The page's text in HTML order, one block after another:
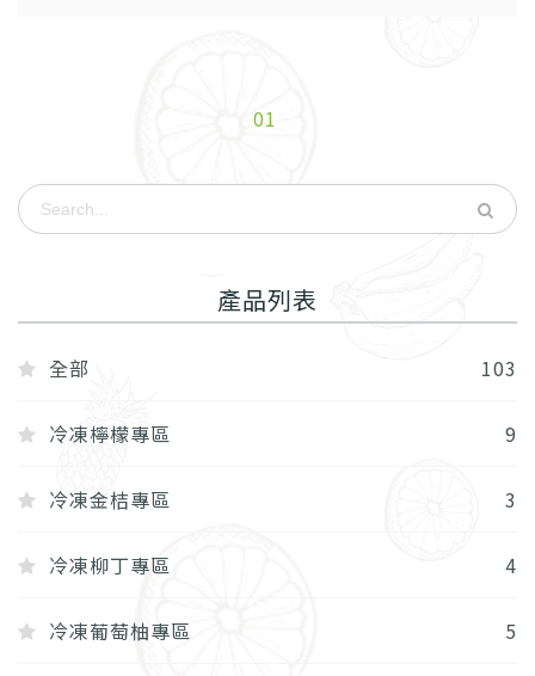
01
產品列表
全部 103
冷凍檸檬專區 9
冷凍金桔專區 3
冷凍柳丁專區 4
冷凍葡萄柚專區 5